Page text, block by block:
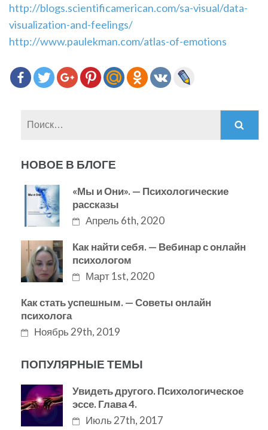
http://blogs.scientificamerican.com/sa-visual/data-
visualization-and-feelings/
http://www.paulekman.com/atlas-of-emotions
НОВОЕ В БЛОГЕ
«Мы и Они». — Психологические
рассказы
Апрель 6th, 2020
Как найти себя. — Вебинар с онлайн
психологом
Март 1st, 2020
Как стать успешным. — Советы онлайн
психолога
Ноябрь 29th, 2019
ПОПУЛЯРНЫЕ ТЕМЫ
Увидеть другого. Психологическое
эссе. Глава 4.
Июль 27th, 2017